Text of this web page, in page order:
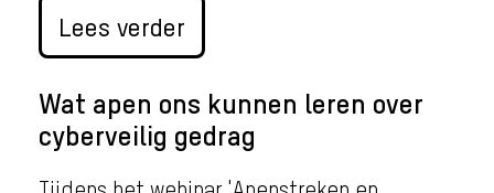
Lees verder
Wat apen ons kunnen leren over
cyberveilig gedrag